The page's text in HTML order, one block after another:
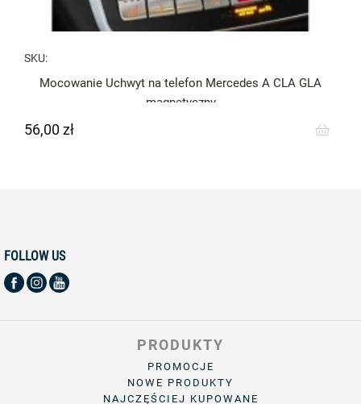
SKU:
Mocowanie Uchwyt na telefon Mercedes A CLA GLA
magnetyczny
Cena
56,00 zł
FOLLOW US
PRODUKTY
PROMOCJE
NOWE PRODUKTY
NAJCZĘŚCIEJ KUPOWANE